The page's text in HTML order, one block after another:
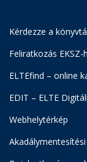
Kérdezze a
Feliratkozás EKSZ-
ELTEfind – online
EDIT – ELTE
Webhelytérkép